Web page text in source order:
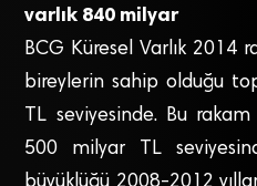
varlık 840 milyar
BCG Küresel Varlık 2014
bireylerin sahip olduğu
TL seviyesinde. Bu
500 milyar TL